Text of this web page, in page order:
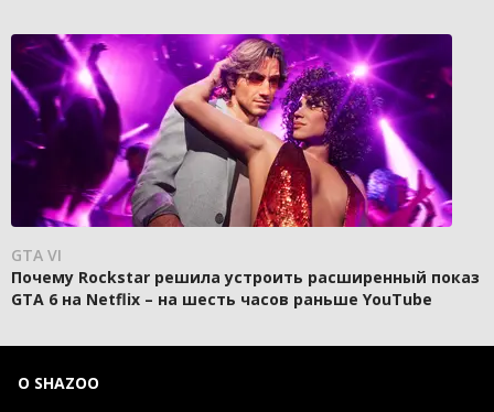
GTA VI
Почему Rockstar решила устроить расширенный показ
GTA 6 на Netflix – на шесть часов раньше YouTube
О SHAZOO